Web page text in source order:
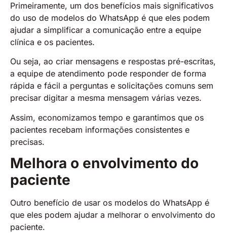
Primeiramente, um dos benefícios mais significativos
do uso de modelos do WhatsApp é que eles podem
ajudar a simplificar a comunicação entre a equipe
clínica e os pacientes.
Ou seja, ao criar mensagens e respostas pré-escritas,
a equipe de atendimento pode responder de forma
rápida e fácil a perguntas e solicitações comuns sem
precisar digitar a mesma mensagem várias vezes.
Assim, economizamos tempo e garantimos que os
pacientes recebam informações consistentes e
precisas.
Melhora o envolvimento do
paciente
Outro benefício de usar os modelos do WhatsApp é
que eles podem ajudar a melhorar o envolvimento do
paciente.